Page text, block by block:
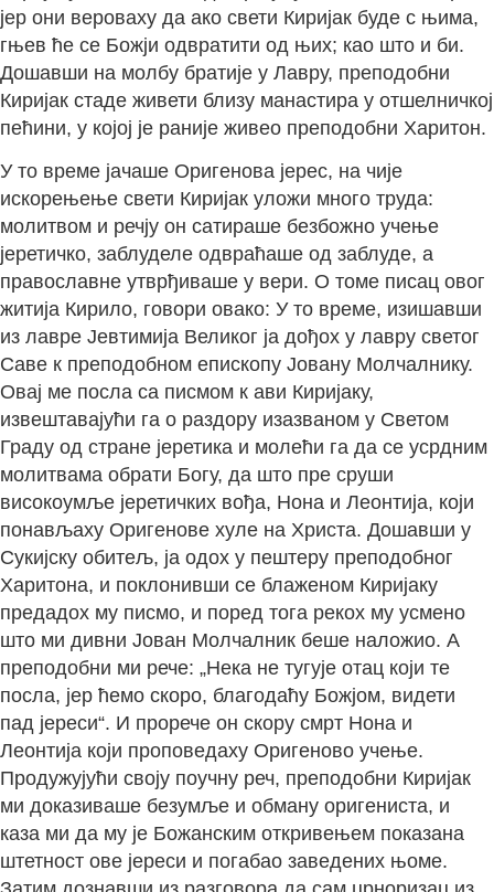
јер они вероваху да ако свети Киријак буде с њима,
гњев ће се Божји одвратити од њих; као што и би.
Дошавши на молбу братије у Лавру, преподобни
Киријак стаде живети близу манастира у отшелничкој
пећини, у којој је раније живео преподобни Харитон.
У то време јачаше Оригенова јерес, на чије
искорењење свети Киријак уложи много труда:
молитвом и речју он сатираше безбожно учење
јеретичко, заблуделе одвраћаше од заблуде, а
православне утврђиваше у вери. О томе писац овог
житија Кирило, говори овако: У то време, изишавши
из лавре Јевтимија Великог ја дођох у лавру светог
Саве к преподобном епископу Јовану Молчалнику.
Овај ме посла са писмом к ави Киријаку,
извештавајући га о раздору изазваном у Светом
Граду од стране јеретика и молећи га да се усрдним
молитвама обрати Богу, да што пре сруши
високоумље јеретичких вођа, Нона и Леонтија, који
понављаху Оригенове хуле на Христа. Дошавши у
Сукијску обитељ, ја одох у пештеру преподобног
Харитона, и поклонивши се блаженом Киријаку
предадох му писмо, и поред тога рекох му усмено
што ми дивни Јован Молчалник беше наложио. А
преподобни ми рече: „Нека не тугује отац који те
посла, јер ћемо скоро, благодаћу Божјом, видети
пад јереси“. И прорече он скору смрт Нона и
Леонтија који проповедаху Оригеново учење.
Продужујући своју поучну реч, преподобни Киријак
ми доказиваше безумље и обману оригениста, и
каза ми да му је Божанским откривењем показана
штетност ове јереси и погабао заведених њоме.